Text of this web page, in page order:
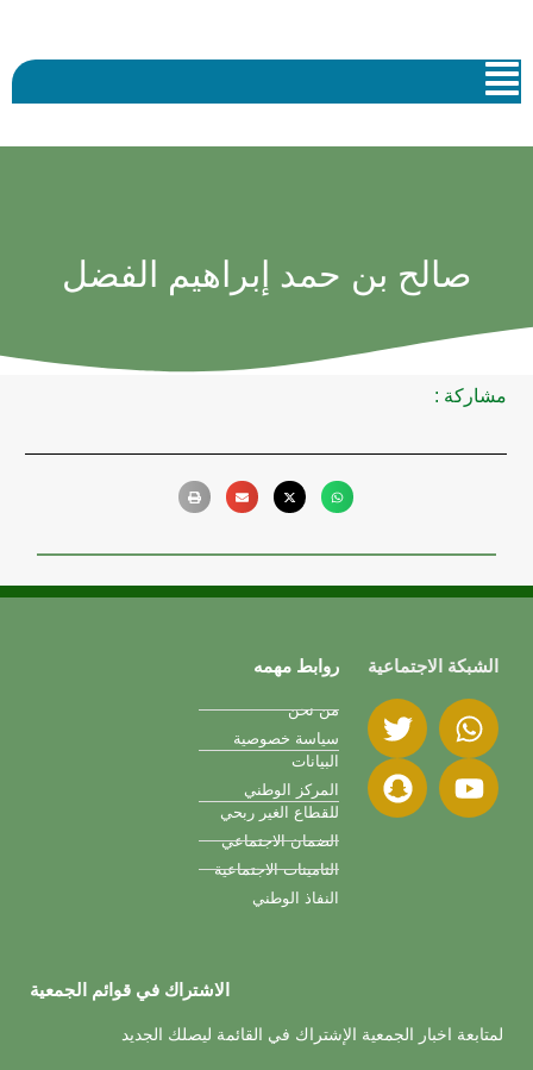
صالح بن حمد إبراهيم الفضل
مشاركة :
الشبكة الاجتماعية روابط مهمه
من نحن
سياسة خصوصية
البيانات
المركز الوطني
للقطاع الغير ربحي
الضمان الاجتماعي
التامينات الاجتماعية
النفاذ الوطني
الاشتراك في قوائم الجمعية
لمتابعة اخبار الجمعية الإشتراك في القائمة ليصلك الجديد